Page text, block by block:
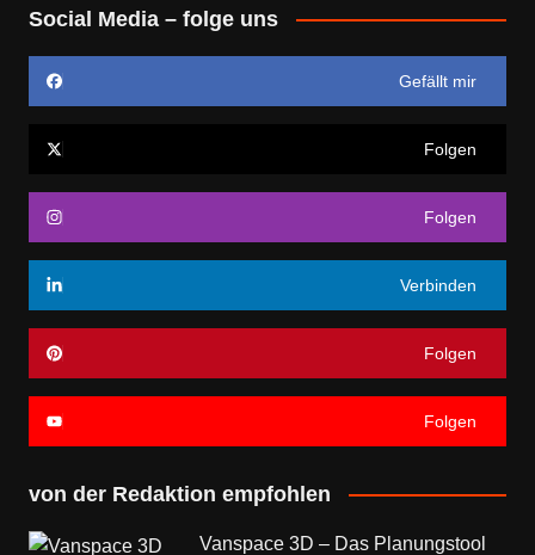
Social Media – folge uns
Gefällt mir
Folgen
Folgen
Verbinden
Folgen
Folgen
von der Redaktion empfohlen
Vanspace 3D – Das Planungstool